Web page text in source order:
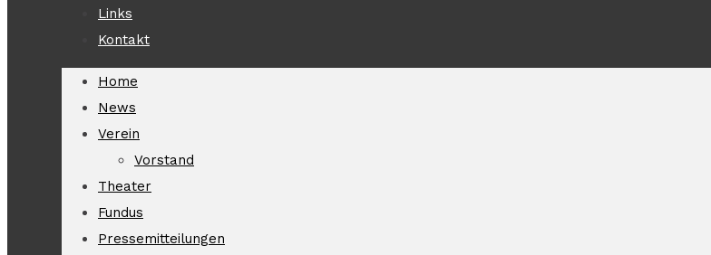
Links
Kontakt
Home
News
Verein
Vorstand
Theater
Fundus
Pressemitteilungen